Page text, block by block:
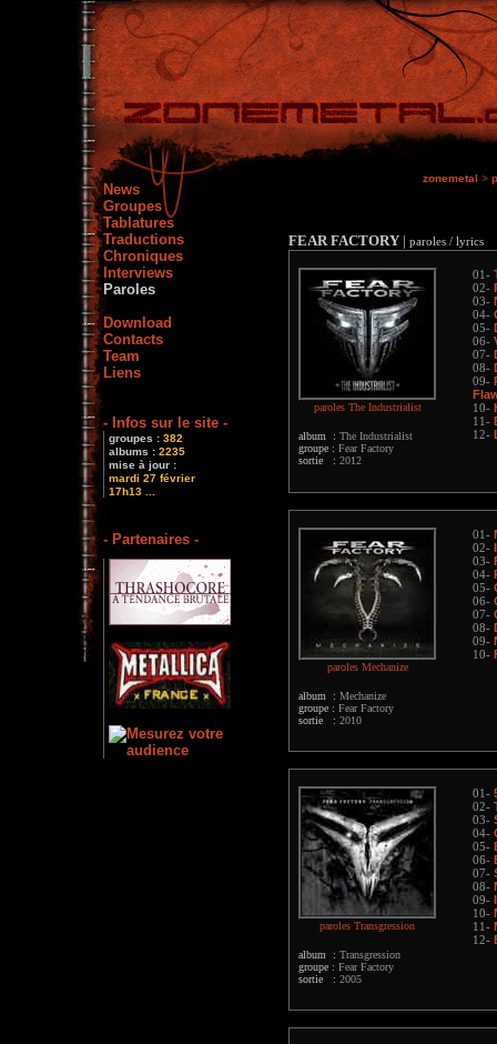
News
Groupes
Tablatures
Traductions
Chroniques
Interviews
Paroles
Download
Contacts
Team
Liens
- Infos sur le site -
groupes : 382
albums : 2235
mise à jour :
mardi 27 février
17h13 ...
- Partenaires -
zonemetal >
FEAR FACTORY | paroles / lyrics
paroles The Industrialist
album : The Industrialist
groupe : Fear Factory
sortie : 2012
01-
02-
03-
04-
05-
06-
07-
08-
09-
10-
11-
12-
paroles Mechanize
album : Mechanize
groupe : Fear Factory
sortie : 2010
01-
02-
03-
04-
05-
06-
07-
08-
09-
10-
paroles Transgression
album : Transgression
groupe : Fear Factory
sortie : 2005
01-
02-
03-
04-
05-
06-
07-
08-
09-
10-
11-
12-